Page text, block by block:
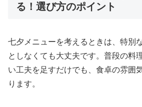
る！選び方のポイント
七夕メニューを考えるときは、特別
としなくても大丈夫です。普段の料
い工夫を足すだけでも、食卓の雰囲
ります。